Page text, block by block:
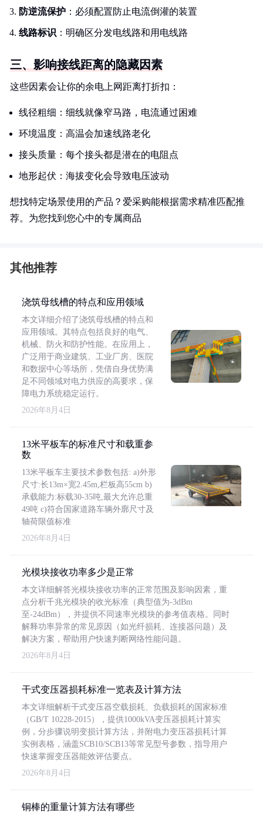
防逆流保护 ：必须配置防止电流倒灌的装置
线路标识 ：明确区分发电线路和用电线路
三、影响接线距离的隐藏因素
这些因素会让你的余电上网距离打折扣：
线径粗细：细线就像窄马路，电流通过困难
环境温度：高温会加速线路老化
接头质量：每个接头都是潜在的电阻点
地形起伏：海拔变化会导致电压波动
想找特定场景使用的产品？爱采购能根据需求精准匹配推
荐。为您找到您心中的专属商品
其他推荐
浇筑母线槽的特点和应用领域
本文详细介绍了浇筑母线槽的特点和
应用领域。其特点包括良好的电气、
机械、防火和防护性能。在应用上，
广泛用于商业建筑、工业厂房、医院
和数据中心等场所，凭借自身优势满
足不同领域对电力供应的高要求，保
障电力系统稳定运行。
2026年8月4日
13米平板车的标准尺寸和载重参
数
13米平板车主要技术参数包括: a)外形
尺寸:长13m×宽2.45m,栏板高55cm b)
承载能力:标载30-35吨,最大允许总重
49吨 c)符合国家道路车辆外廓尺寸及
轴荷限值标准
2026年8月4日
光模块接收功率多少是正常
本文详细解答光模块接收功率的正常范围及影响因素，重
点分析千兆光模块的收光标准（典型值为-3dBm
至-24dBm），并提供不同速率光模块的参考值表格。同时
解释功率异常的常见原因（如光纤损耗、连接器问题）及
解决方案，帮助用户快速判断网络性能问题。
2026年8月4日
干式变压器损耗标准一览表及计算方法
本文详细解析干式变压器空载损耗、负载损耗的国家标准
（GB/T 10228-2015），提供1000kVA变压器损耗计算实
例，分步骤说明变损计算方法，并附电力变压器损耗计算
实例表格，涵盖SCB10/SCB13等常见型号参数，指导用户
快速掌握变压器能效评估要点。
2026年8月4日
铜棒的重量计算方法有哪些